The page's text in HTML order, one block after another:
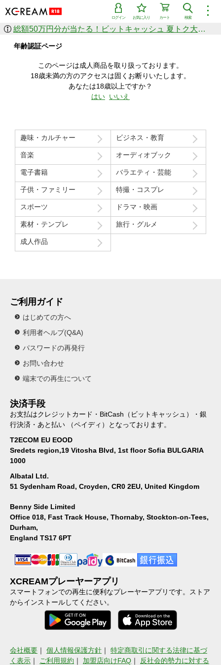
︙
検索
カート
お気に入り
ログイン
作品を探す
ジャンル
シリーズ
人気のセール中商品
新着セール中商品
すべての作品から探す
価格の安い順
価格の高い順
月間ランキング
年間ランキング
総額50万円分が当たる！ビットキャッシュ 夏トク大感謝祭
年齢認証ページ
このページは成人商品を取り扱っております。
18歳未満の方のアクセスは固くお断りいたします。
あなたは18歳以上ですか？
はい いいえ
趣味・カルチャー ビジネス・教育
音楽 オーディオブック
電子書籍 バラエティ・芸能
子供・ファミリー 特撮・コスプレ
スポーツ ドラマ・映画
素材・テンプレ 旅行・グルメ
成人作品
ご利用ガイド
はじめての方へ
利用者ヘルプ(Q&A)
パスワードの再発行
お問い合わせ
端末での再生について
決済手段
お支払はクレジットカード・BitCash（ビットキャッシュ）・銀
行決済・あと払い （ペイディ）となっております。
T2ECOM EU EOOD
Sredets region,19 Vitosha Blvd, 1st floor Sofia BULGARIA
1000
Albatal Ltd.
51 Sydenham Road, Croyden, CR0 2EU, United Kingdom
Benny Side Limited
Office 018, Fast Track House, Thornaby, Stockton-on-Tees,
Durham,
England TS17 6PT
XCREAMプレーヤーアプリ
スマートフォンでの再生に便利なプレーヤーアプリです。ストア
からインストールしてください。
会社概要 ｜ 個人情報保護方針 ｜ 特定商取引に関する法律に基づ
く表示 ｜ ご利用規約 ｜ 加盟店向けFAQ ｜ 反社会的勢力に対する